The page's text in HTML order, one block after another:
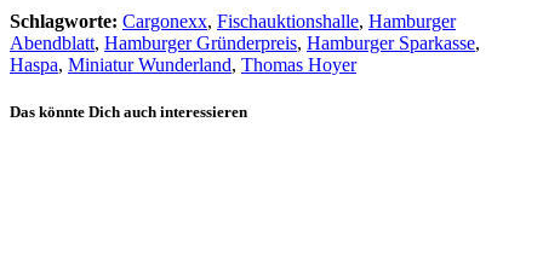
Schlagworte: Cargonexx, Fischauktionshalle, Hamburger
Abendblatt, Hamburger Gründerpreis, Hamburger Sparkasse,
Haspa, Miniatur Wunderland, Thomas Hoyer
Das könnte Dich auch interessieren